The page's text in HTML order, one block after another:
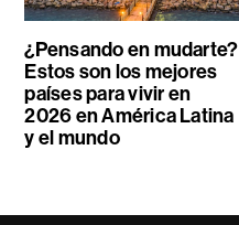
¿Pensando en mudarte?
Estos son los mejores
países para vivir en
2026 en América Latina
y el mundo